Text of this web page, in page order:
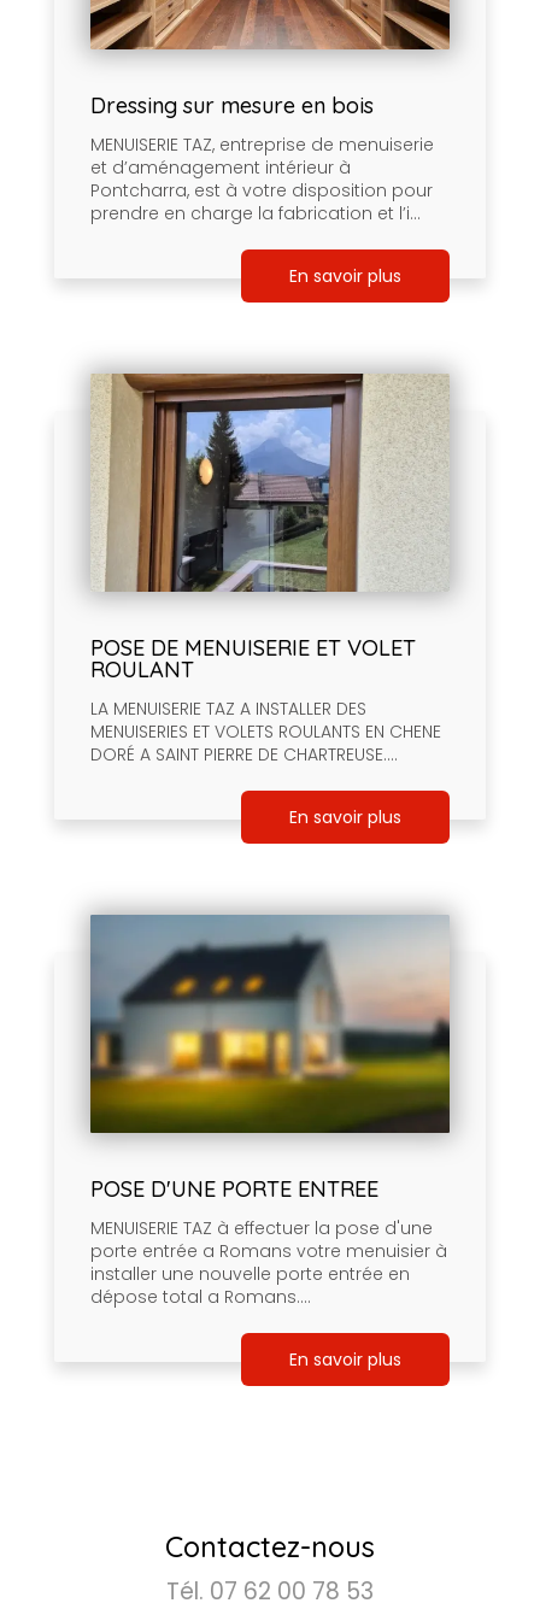
Dressing sur mesure en bois
MENUISERIE TAZ, entreprise de menuiserie
et d’aménagement intérieur à
Pontcharra, est à votre disposition pour
prendre en charge la fabrication et l’i...
En savoir plus
POSE DE MENUISERIE ET VOLET
ROULANT
LA MENUISERIE TAZ A INSTALLER DES
MENUISERIES ET VOLETS ROULANTS EN CHENE
DORÉ A SAINT PIERRE DE CHARTREUSE....
En savoir plus
POSE D'UNE PORTE ENTREE
MENUISERIE TAZ à effectuer la pose d'une
porte entrée a Romans votre menuisier à
installer une nouvelle porte entrée en
dépose total a Romans....
En savoir plus
Contactez-nous
Tél. 07 62 00 78 53